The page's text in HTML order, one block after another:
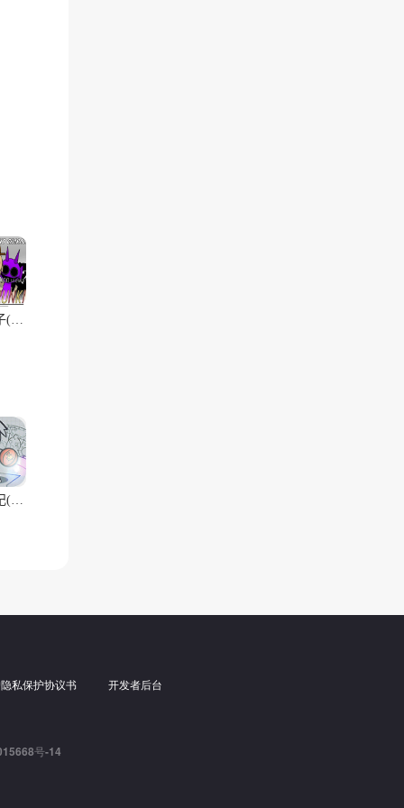
私保护协议书
开发者后台
号-14